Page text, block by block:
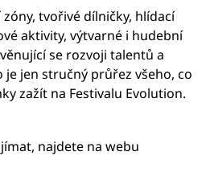
tvořivé dílničky, hlídací
aktivity, výtvarné i hudební
se rozvoji talentů a
jen stručný průřez všeho, co
zažít na Festivalu Evolution.
najdete na webu